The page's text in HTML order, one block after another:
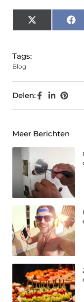
X
(Twitter)
Tags:
Blog
Delen:
Meer Berichten